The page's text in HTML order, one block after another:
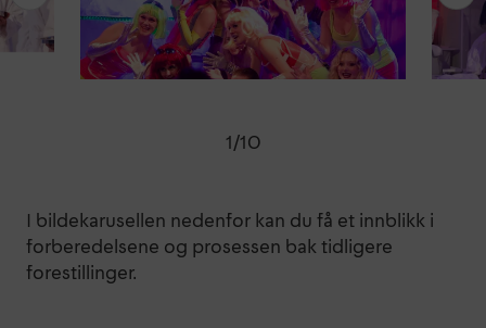
1/10
I bildekarusellen nedenfor kan du få et innblikk i
forberedelsene og prosessen bak tidligere
forestillinger.